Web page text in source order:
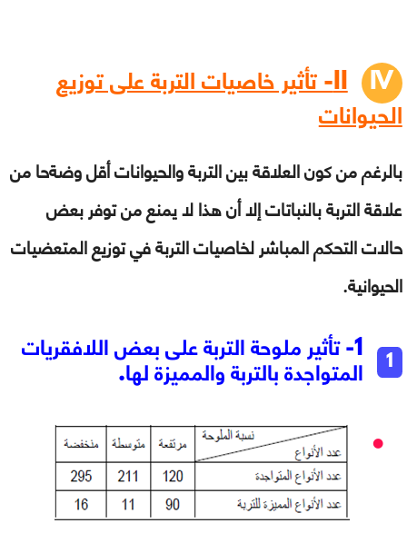
II- تأثير خاصيات التربة على توزيع
الحيوانات
بالرغم من كون العلاقة بين التربة والحيوانات أقل وضةحا من
علاقة التربة بالنباتات إلا أن هذا لا يمنع من توفر بعض
حالات التحكم المباشر لخاصيات التربة في توزيع المتعضيات
الحيوانية.
1- تأثير ملوحة التربة على بعض اللافقريات
المتواجدة بالتربة والمميزة لها.